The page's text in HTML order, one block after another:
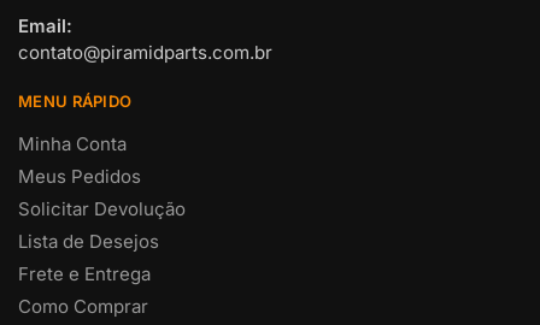
Email:
contato@piramidparts.com.br
MENU RÁPIDO
Minha Conta
Meus Pedidos
Solicitar Devolução
Lista de Desejos
Frete e Entrega
Como Comprar